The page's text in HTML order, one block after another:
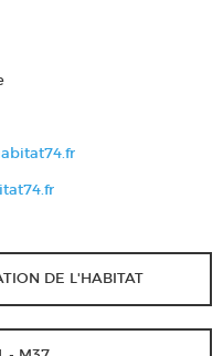
DE L'HABITAT